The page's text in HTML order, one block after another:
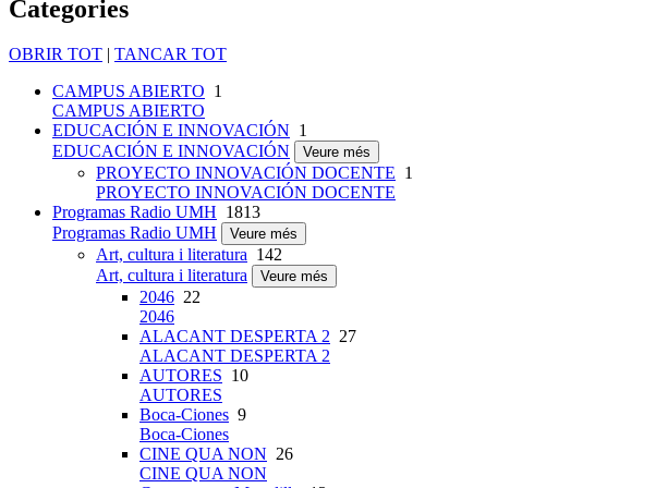
Categories
OBRIR TOT | TANCAR TOT
CAMPUS ABIERTO 1
CAMPUS ABIERTO
EDUCACIÓN E INNOVACIÓN 1
EDUCACIÓN E INNOVACIÓN
Veure més
PROYECTO INNOVACIÓN DOCENTE 1
PROYECTO INNOVACIÓN DOCENTE
Programas Radio UMH 1813
Programas Radio UMH
Veure més
Art, cultura i literatura 142
Art, cultura i literatura
Veure més
2046 22
2046
ALACANT DESPERTA 2 27
ALACANT DESPERTA 2
AUTORES 10
AUTORES
Boca-Ciones 9
Boca-Ciones
CINE QUA NON 26
CINE QUA NON